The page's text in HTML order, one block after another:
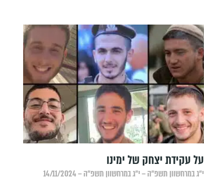
על עקידת יצחק של ימינו
י״ג במרחשוון תשפ״ה – י״ג במרחשוון תשפ״ה – 14/11/2024